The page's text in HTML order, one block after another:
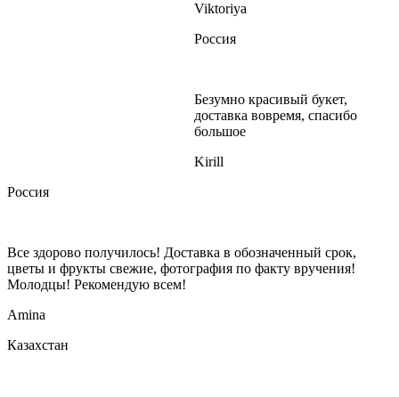
Viktoriya
Россия
Безумно красивый букет,
доставка вовремя, спасибо
большое
Kirill
Россия
Все здорово получилось! Доставка в обозначенный срок,
цветы и фрукты свежие, фотография по факту вручения!
Молодцы! Рекомендую всем!
Amina
Казахстан